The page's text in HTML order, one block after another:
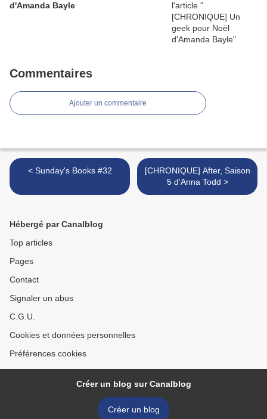
d'Amanda Bayle
Commentaires
Ajouter un commentaire
< Sunday's Books #32
[CHRONIQUE] After, Saison
5 d'Anna Todd >
Hébergé par Canalblog
Top articles
Pages
Contact
Signaler un abus
C.G.U.
Cookies et données personnelles
Préférences cookies
Créer un blog sur Canalblog
Créer un blog